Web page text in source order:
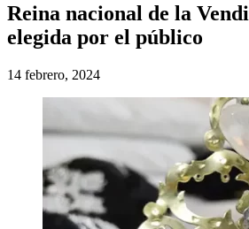
Reina nacional de la
elegida por el público
14 febrero, 2024